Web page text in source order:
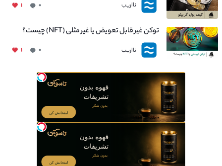
نااریب ۰ ۱
توکن غیر قابل تعویض یا غیر مثلی (NFT) چیست؟
نااریب ۰ ۱